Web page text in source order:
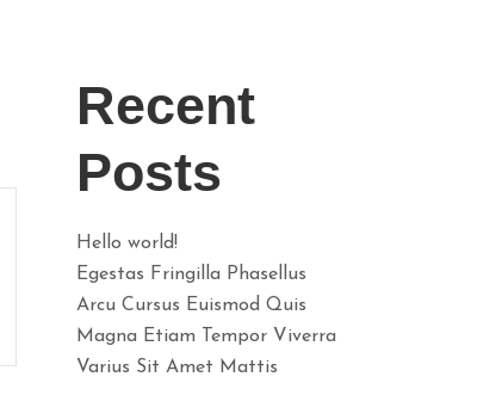
Recent
Posts
Hello world!
Egestas Fringilla Phasellus
Arcu Cursus Euismod Quis
Magna Etiam Tempor Viverra
Varius Sit Amet Mattis